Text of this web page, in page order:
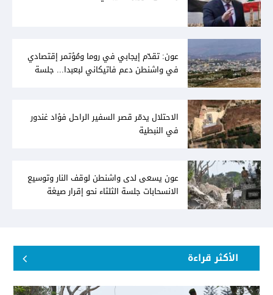
عون: تقدّم إيجابي في روما ومُؤتمر إقتصادي
في واشنطن دعم فاتيكاني لبعبدا... جلسة
الاحتلال يدمّر قصر السفير الراحل فؤاد غندور
في النبطية
عون يسعى لدى واشنطن لوقف النار وتوسيع
الانسحابات جلسة الثلثاء نحو إقرار صيغة
الأكثر قراءة